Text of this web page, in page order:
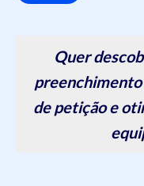
Quer
preenchimento
de petição e